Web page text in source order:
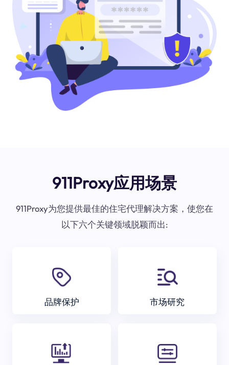
911Proxy应用场景
911Proxy为您提供最佳的住宅代理解决方案，使您在
以下六个关键领域脱颖而出:
品牌保护 市场研究